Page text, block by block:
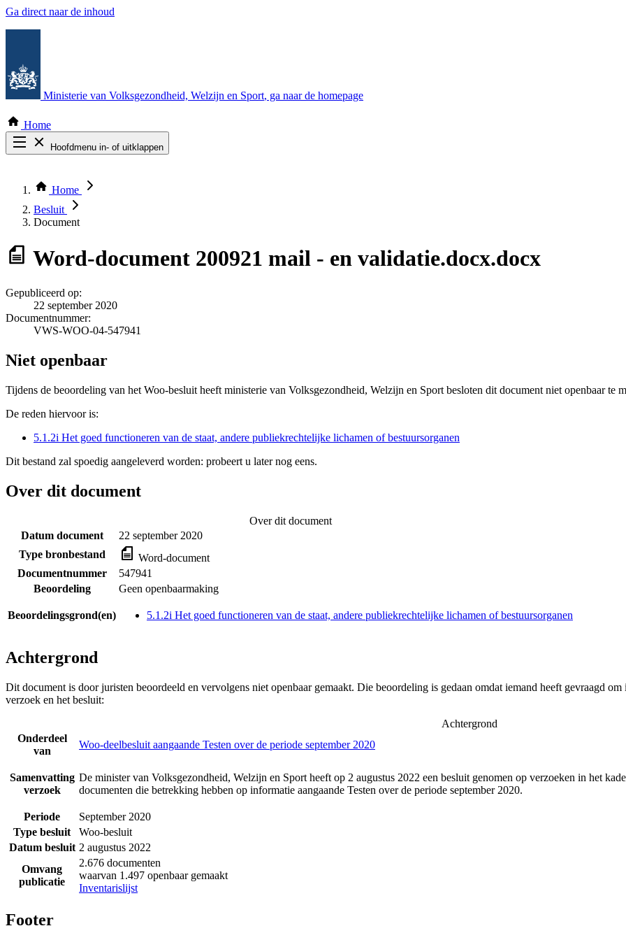
Ga direct naar de inhoud
Ministerie van Volksgezondheid, Welzijn en Sport, ga naar de homepage
Home
Hoofdmenu in- of uitklappen
Thema COVID-19
Bekijk per bestuursorgaan
Home
Besluit
Document
Word-document 200921 mail - en validatie.docx.docx
Gepubliceerd op:
22 september 2020
Documentnummer:
VWS-WOO-04-547941
Niet openbaar
Tijdens de beoordeling van het Woo-besluit heeft ministerie van Volksgezondheid, Welzijn en Sport besloten dit document niet openbaar te
De reden hiervoor is:
5.1.2i Het goed functioneren van de staat, andere publiekrechtelijke lichamen of bestuursorganen
Dit bestand zal spoedig aangeleverd worden: probeert u later nog eens.
Over dit document
Over dit document
Datum document
22 september 2020
Type bronbestand
Word-document
Documentnummer
547941
Beoordeling
Geen openbaarmaking
Beoordelingsgrond(en) 5.1.2i Het goed functioneren van de staat, andere publiekrechtelijke lichamen of bestuursorganen
Achtergrond
Dit document is door juristen beoordeeld en vervolgens niet openbaar gemaakt. Die beoordeling is gedaan omdat iemand heeft gevraagd
verzoek en het besluit:
Achtergrond
Onderdeel
van
Woo-deelbesluit aangaande Testen over de periode september 2020
Samenvatting
verzoek
De minister van Volksgezondheid, Welzijn en Sport heeft op 2 augustus 2022 een besluit genomen op verzoeken in het
documenten die betrekking hebben op informatie aangaande Testen over de periode september 2020.
Periode
September 2020
Type besluit
Woo-besluit
Datum besluit 2 augustus 2022
Omvang
publicatie
2.676 documenten
waarvan 1.497 openbaar gemaakt
Inventarislijst
Footer